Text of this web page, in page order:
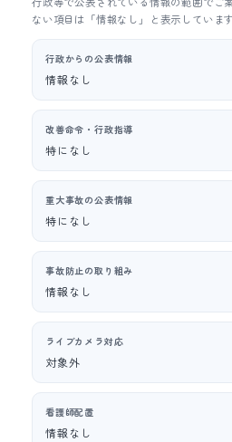
ない項目は「情報なし」と表示しています
行政からの公表情報
情報なし
改善命令・行政指導
特になし
重大事故の公表情報
特になし
事故防止の取り組み
情報なし
ライブカメラ対応
対象外
看護師配置
情報なし